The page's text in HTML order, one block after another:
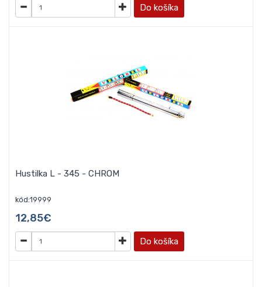
Do košíka
Hustilka L - 345 - CHROM
kód:19999
12,85€
Do košíka